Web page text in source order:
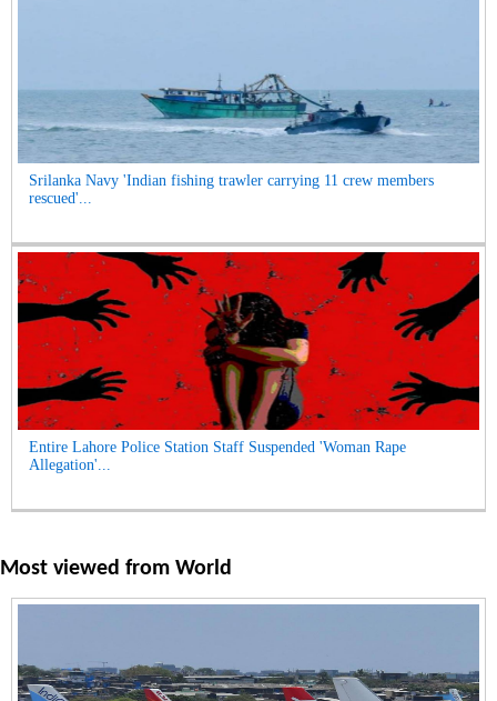
Srilanka Navy 'Indian fishing trawler carrying 11 crew members
rescued'...
Entire Lahore Police Station Staff Suspended 'Woman Rape
Allegation'...
Most viewed from World